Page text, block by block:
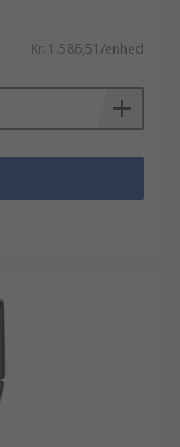
Kr. 1.586,51/enhed